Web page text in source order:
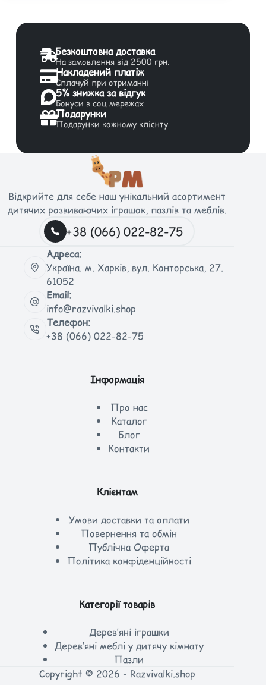
Безкоштовна доставка
На замовлення від 2500 грн.
Накладений платіж
Сплачуй при отриманні
5% знижка за відгук
Бонуси в соц мережах
Подарунки
Подарунки кожному клієнту
Відкрийте для себе наш унікальний асортимент
дитячих розвиваючих іграшок, пазлів та меблів.
+38 (066) 022-82-75
Адреса:
Україна. м. Харків, вул. Конторська, 27.
61052
Email:
info@razvivalki.shop
Телефон:
+38 (066) 022-82-75
Інформація
Про нас
Каталог
Блог
Контакти
Клієнтам
Умови доставки та оплати
Повернення та обмін
Публічна Оферта
Політика конфіденційності
Категорії товарів
Дерев’яні іграшки
Дерев’яні меблі у дитячу кімнату
Пазли
Copyright © 2026 - Razvivalki.shop